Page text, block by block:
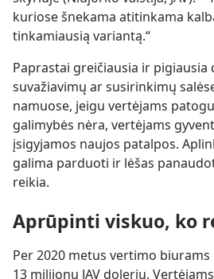
kuriose šnekama atitinkama
tinkamiausią variantą.“
Paprastai greičiausia ir
suvažiavimų ar susirinkimų
namuose, jeigu vertėjams
galimybės nėra, vertėjams
įsigyjamos naujos patalpos.
galima parduoti ir lėšas
reikia.
Aprūpinti viskuo, ko
Per 2020 metus vertimo
13 milijonų JAV dolerių.